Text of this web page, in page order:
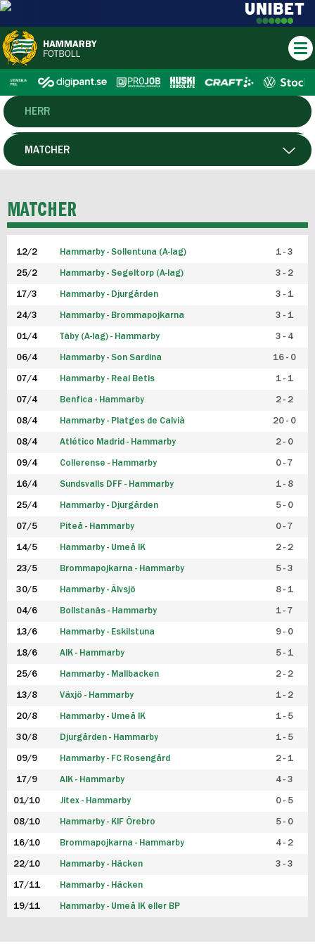
HERR
DAM
P19
F19
FUTSAL HERR
FUTSAL DAM
MATCHER
MATCHER
12/2 Hammarby - Sollentuna (A-lag) 1 - 3
25/2 Hammarby - Segeltorp (A-lag) 3 - 2
17/3 Hammarby - Djurgården 3 - 1
24/3 Hammarby - Brommapojkarna 3 - 1
01/4 Täby (A-lag) - Hammarby 3 - 4
06/4 Hammarby - Son Sardina 16 - 0
07/4 Hammarby - Real Betis 1 - 1
07/4 Benfica - Hammarby 2 - 2
08/4 Hammarby - Platges de Calvià 20 - 0
08/4 Atlético Madrid - Hammarby 2 - 0
09/4 Collerense - Hammarby 0 - 7
16/4 Sundsvalls DFF - Hammarby 1 - 8
25/4 Hammarby - Djurgården 5 - 0
07/5 Piteå - Hammarby 0 - 7
14/5 Hammarby - Umeå IK 2 - 2
23/5 Brommapojkarna - Hammarby 5 - 3
30/5 Hammarby - Älvsjö 8 - 1
04/6 Bollstanäs - Hammarby 1 - 7
13/6 Hammarby - Eskilstuna 9 - 0
18/6 AIK - Hammarby 5 - 1
25/6 Hammarby - Mallbacken 2 - 2
13/8 Växjö - Hammarby 1 - 2
20/8 Hammarby - Umeå IK 1 - 5
30/8 Djurgården - Hammarby 1 - 5
09/9 Hammarby - FC Rosengård 2 - 1
17/9 AIK - Hammarby 4 - 3
01/10 Jitex - Hammarby 0 - 5
08/10 Hammarby - KIF Örebro 5 - 0
16/10 Brommapojkarna - Hammarby 4 - 2
22/10 Hammarby - Häcken 3 - 3
17/11 Hammarby - Häcken
19/11 Hammarby - Umeå IK eller BP